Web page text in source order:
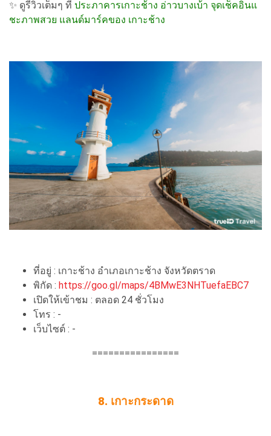
✨ ดูรีวิวเต็มๆ ที่ ประภาคารเกาะช้าง อ่าวบางเบ้า จุดเช็คอินแ
ชะภาพสวย แลนด์มาร์คของ เกาะช้าง
ที่อยู่ : เกาะช้าง อำเภอเกาะช้าง จังหวัดตราด
พิกัด : https://goo.gl/maps/4BMwE3NHTuefaEBC7
เปิดให้เข้าชม : ตลอด 24 ชั่วโมง
โทร : -
เว็บไซต์ : -
================
8. เกาะกระดาด